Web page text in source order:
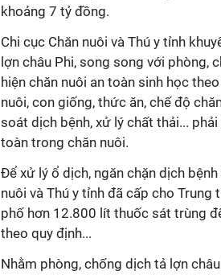
khoảng 7 tỷ đồng.
Chi cục Chăn nuôi và Thú y tỉnh
lợn châu Phi, song song với phòng,
hiện chăn nuôi an toàn sinh học
nuôi, con giống, thức ăn, chế độ
soát dịch bệnh, xử lý chất thải...
toàn trong chăn nuôi.
Để xử lý ổ dịch, ngăn chặn dịch
nuôi và Thú y tỉnh đã cấp cho
phố hơn 12.800 lít thuốc sát trùng
theo quy định...
Nhằm phòng, chống dịch tả lợn